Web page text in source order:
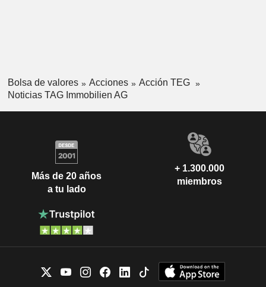
Bolsa de valores Acciones
Acción TEG
Noticias TAG Immobilien AG
Más de 20 años
a tu lado
+ 1.300.000
miembros